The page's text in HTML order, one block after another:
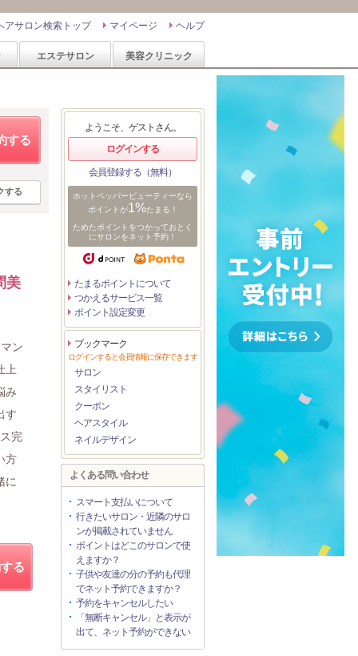
ヘルプ
マイページ
アサロン検索トップ
エステサロン 美容クリニック
する
する
美
ン
上
み
す
完
方
に
る
ようこそ、ゲストさん。
ログインする
会員登録する（無料）
ホットペッパービューティーなら
ポイントが1%たまる！
ためたポイントをつかっておとく
にサロンをネット予約！
たまるポイントについて
つかえるサービス一覧
ポイント設定変更
ブックマーク
ログインすると会員情報に保存できます
サロン
スタイリスト
クーポン
ヘアスタイル
ネイルデザイン
よくある問い合わせ
スマート支払いについて
行きたいサロン・近隣のサロ
ンが掲載されていません
ポイントはどこのサロンで使
えますか？
子供や友達の分の予約も代理
でネット予約できますか？
予約をキャンセルしたい
「無断キャンセル」と表示が
出て、ネット予約ができない